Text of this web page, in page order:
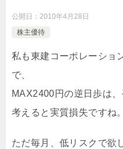
公開日： 2010年4月28日
株主優待
私も東建コーポレーショ
で、
MAX2400円の逆日歩は
考えると実質損失ですね。
ただ毎月、低リスクで欲